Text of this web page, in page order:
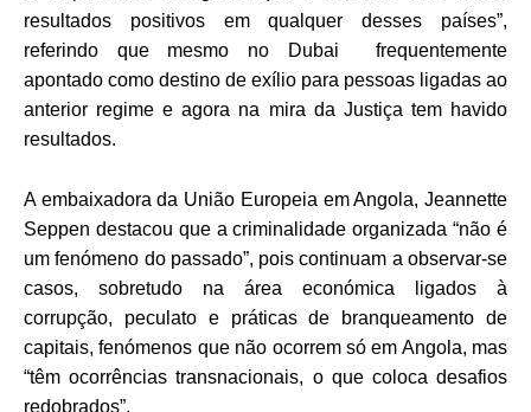
resultados positivos em qualquer desses países”,
referindo que mesmo no Dubai frequentemente
apontado como destino de exílio para pessoas ligadas ao
anterior regime e agora na mira da Justiça tem havido
resultados.
A embaixadora da União Europeia em Angola, Jeannette
Seppen destacou que a criminalidade organizada “não é
um fenómeno do passado”, pois continuam a observar-se
casos, sobretudo na área económica ligados à
corrupção, peculato e práticas de branqueamento de
capitais, fenómenos que não ocorrem só em Angola, mas
“têm ocorrências transnacionais, o que coloca desafios
redobrados”.